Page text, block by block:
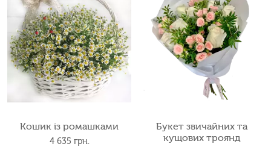
Кошик із ромашками
4 635 грн.
Букет звичайних та
кущових троянд